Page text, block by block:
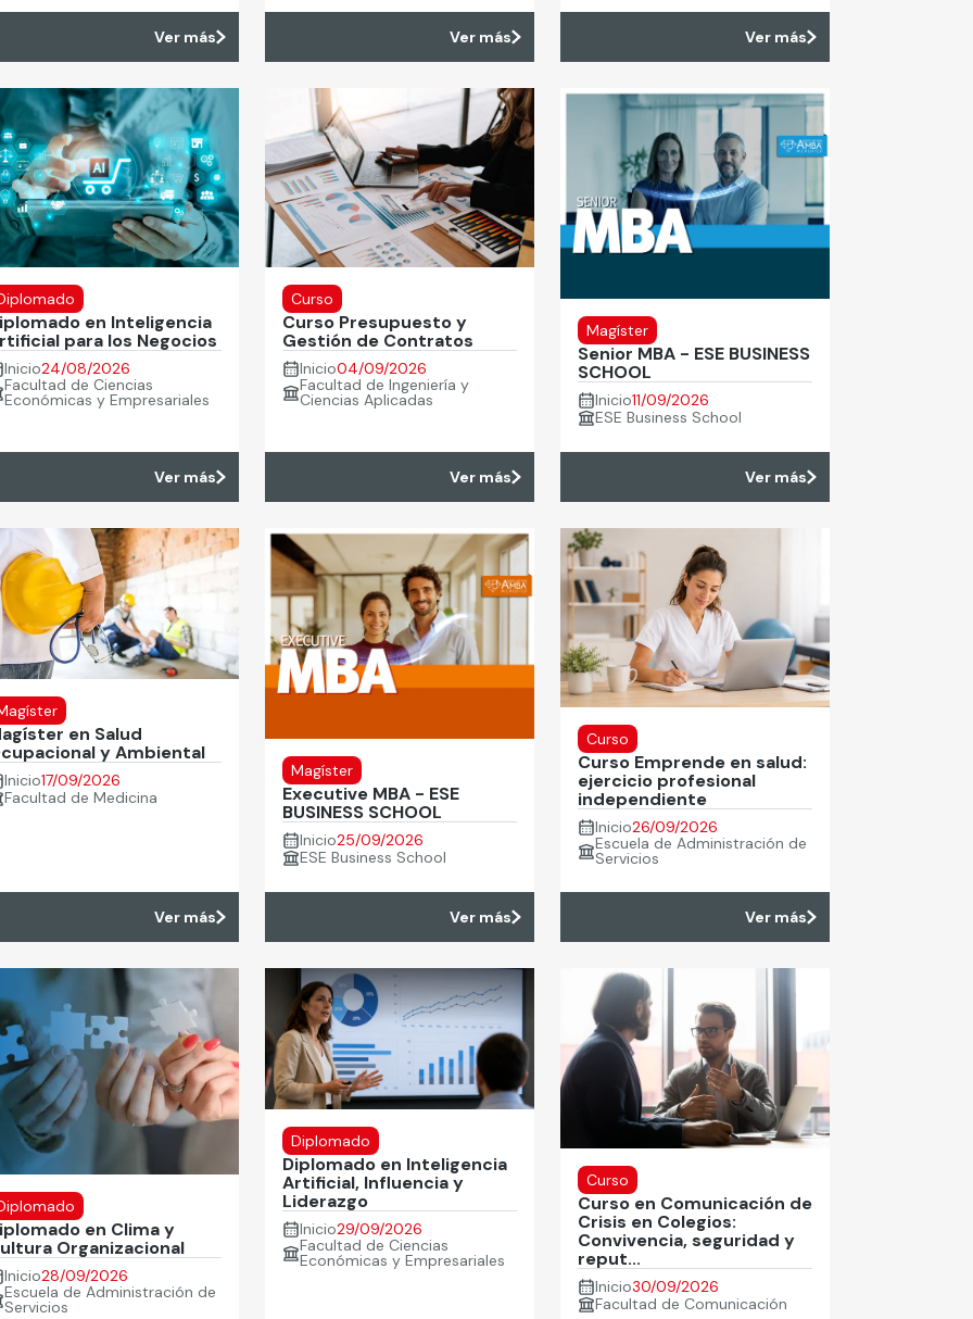
Ver más Ver más Ver más
en Inteligencia
para los Negocios
Inicio24/08/2026
Facultad de Ciencias
Económicas y Empresariales
Ver más
Curso
Curso Presupuesto y
Gestión de Contratos
Inicio04/09/2026
Facultad de Ingeniería y
Ciencias Aplicadas
Ver más
Magíster
Senior MBA - ESE BUSINESS
SCHOOL
Inicio11/09/2026
ESE Business School
Ver más
en Salud
y Ambiental
Inicio17/09/2026
Facultad de Medicina
Ver más
Magíster
Executive MBA - ESE
BUSINESS SCHOOL
Inicio25/09/2026
ESE Business School
Ver más
Curso
Curso Emprende en salud:
ejercicio profesional
independiente
Inicio26/09/2026
Escuela de Administración de
Servicios
Ver más
en Clima y
Organizacional
Inicio28/09/2026
Escuela de Administración de
Servicios
Diplomado
Diplomado en Inteligencia
Artificial, Influencia y
Liderazgo
Inicio29/09/2026
Facultad de Ciencias
Económicas y Empresariales
Curso
Curso en Comunicación de
Crisis en Colegios:
Convivencia, seguridad y
reput...
Inicio30/09/2026
Facultad de Comunicación